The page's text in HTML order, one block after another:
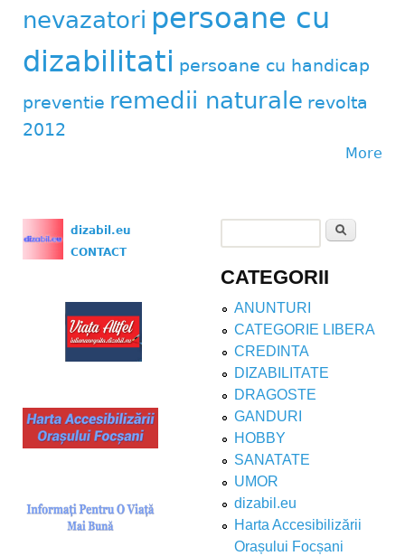
nevazatori persoane cu
dizabilitati persoane cu handicap
preventie remedii naturale revolta
2012
More
dizabil.eu
CONTACT
Search form
CATEGORII
ANUNTURI
CATEGORIE LIBERA
CREDINTA
DIZABILITATE
DRAGOSTE
GANDURI
HOBBY
SANATATE
UMOR
dizabil.eu
Harta Accesibilizării
Orașului Focșani